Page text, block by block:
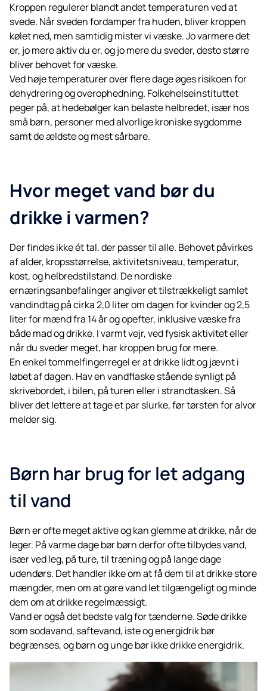
Kroppen regulerer blandt andet temperaturen ved at
svede. Når sveden fordamper fra huden, bliver kroppen
kølet ned, men samtidig mister vi væske. Jo varmere det
er, jo mere aktiv du er, og jo mere du sveder, desto større
bliver behovet for væske.
Ved høje temperaturer over flere dage øges risikoen for
dehydrering og overophedning. Folkehelseinstituttet
peger på, at hedebølger kan belaste helbredet, især hos
små børn, personer med alvorlige kroniske sygdomme
samt de ældste og mest sårbare.
Hvor meget vand bør du
drikke i varmen?
Der findes ikke ét tal, der passer til alle. Behovet påvirkes
af alder, kropsstørrelse, aktivitetsniveau, temperatur,
kost, og helbredstilstand. De nordiske
ernæringsanbefalinger angiver et tilstrækkeligt samlet
vandindtag på cirka 2,0 liter om dagen for kvinder og 2,5
liter for mænd fra 14 år og opefter, inklusive væske fra
både mad og drikke. I varmt vejr, ved fysisk aktivitet eller
når du sveder meget, har kroppen brug for mere.
En enkel tommelfingerregel er at drikke lidt og jævnt i
løbet af dagen. Hav en vandflaske stående synligt på
skrivebordet, i bilen, på turen eller i strandtasken. Så
bliver det lettere at tage et par slurke, før tørsten for alvor
melder sig.
Børn har brug for let adgang
til vand
Børn er ofte meget aktive og kan glemme at drikke, når de
leger. På varme dage bør børn derfor ofte tilbydes vand,
især ved leg, på ture, til træning og på lange dage
udendørs. Det handler ikke om at få dem til at drikke store
mængder, men om at gøre vand let tilgængeligt og minde
dem om at drikke regelmæssigt.
Vand er også det bedste valg for tænderne. Søde drikke
som sodavand, saftevand, iste og energidrik bør
begrænses, og børn og unge bør ikke drikke energidrik.